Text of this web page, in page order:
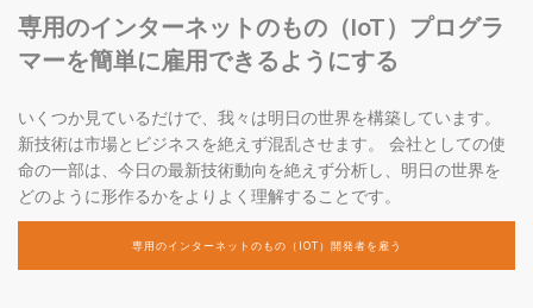
専用のインターネットのもの（IoT）プログラ
マーを簡単に雇用できるようにする
いくつか見ているだけで、我々は明日の世界を構築しています。
新技術は市場とビジネスを絶えず混乱させます。 会社としての使
命の一部は、今日の最新技術動向を絶えず分析し、明日の世界を
どのように形作るかをよりよく理解することです。
専用のインターネットのもの（IOT）開発者を雇う